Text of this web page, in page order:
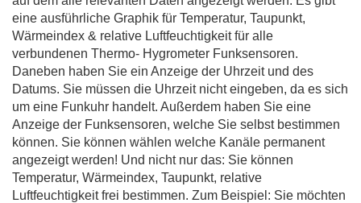
eine ausführliche Graphik für Temperatur, Taupunkt,
Wärmeindex & relative Luftfeuchtigkeit für alle
verbundenen Thermo- Hygrometer Funksensoren.
Daneben haben Sie ein Anzeige der Uhrzeit und des
Datums. Sie müssen die Uhrzeit nicht eingeben, da es sich
um eine Funkuhr handelt. Außerdem haben Sie eine
Anzeige der Funksensoren, welche Sie selbst bestimmen
können. Sie können wählen welche Kanäle permanent
angezeigt werden! Und nicht nur das: Sie können
Temperatur, Wärmeindex, Taupunkt, relative
Luftfeuchtigkeit frei bestimmen. Zum Beispiel: Sie möchten